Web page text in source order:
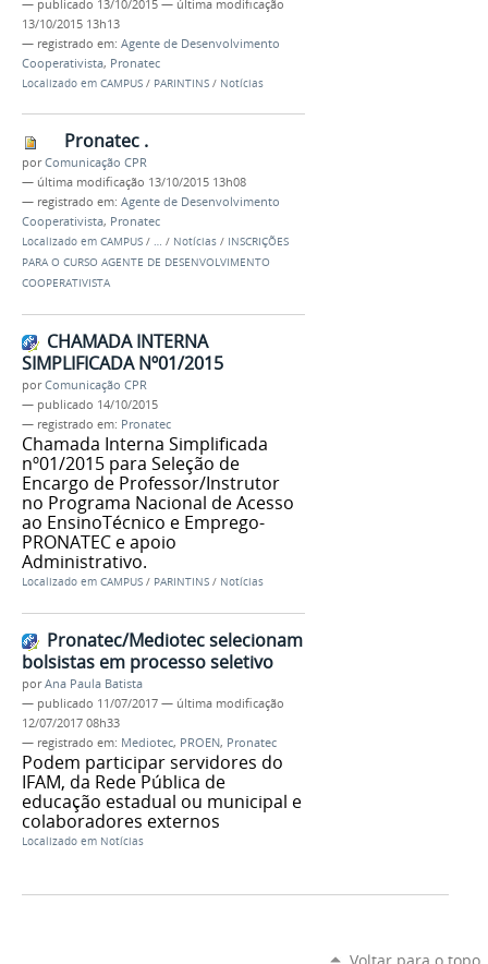
— publicado 13/10/2015 — última modificação
13/10/2015 13h13
— registrado em: Agente de Desenvolvimento
Cooperativista, Pronatec
Localizado em CAMPUS / PARINTINS / Notícias
Pronatec .
porComunicação CPR
— última modificação 13/10/2015 13h08
— registrado em: Agente de Desenvolvimento
Cooperativista, Pronatec
Localizado em CAMPUS / … / Notícias / INSCRIÇÕES
PARA O CURSO AGENTE DE DESENVOLVIMENTO
COOPERATIVISTA
CHAMADA INTERNA
SIMPLIFICADA Nº01/2015
porComunicação CPR
— publicado 14/10/2015
— registrado em: Pronatec
Chamada Interna Simplificada
nº01/2015 para Seleção de
Encargo de Professor/Instrutor
no Programa Nacional de Acesso
ao EnsinoTécnico e Emprego-
PRONATEC e apoio
Administrativo.
Localizado em CAMPUS / PARINTINS / Notícias
Pronatec/Mediotec selecionam
bolsistas em processo seletivo
porAna Paula Batista
— publicado 11/07/2017 — última modificação
12/07/2017 08h33
— registrado em: Mediotec, PROEN, Pronatec
Podem participar servidores do
IFAM, da Rede Pública de
educação estadual ou municipal e
colaboradores externos
Localizado em Notícias